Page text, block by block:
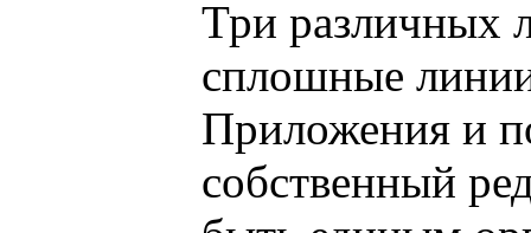
Три различных
сплошные
Приложения и
собственный